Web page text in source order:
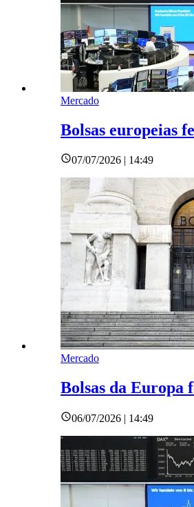
Mercado
Bolsas europeias
07/07/2026 | 14:49
Mercado
Bolsas da Europa
06/07/2026 | 14:49